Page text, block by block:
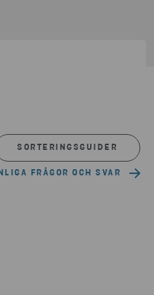
SORTERINGSGUIDER
FRÅGOR OCH SVAR